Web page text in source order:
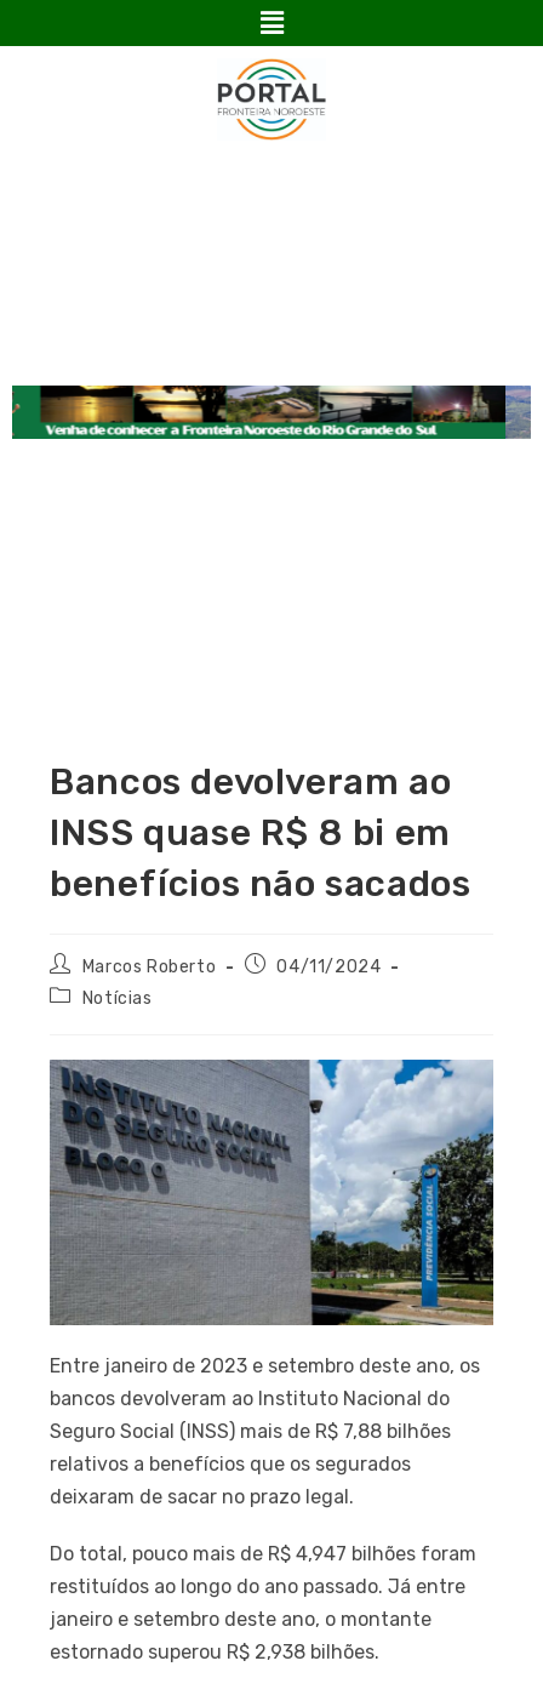
Bancos devolveram ao
INSS quase R$ 8 bi em
benefícios não sacados
Marcos Roberto
04/11/2024
Notícias
Entre janeiro de 2023 e setembro deste ano, os
bancos devolveram ao Instituto Nacional do
Seguro Social (INSS) mais de R$ 7,88 bilhões
relativos a benefícios que os segurados
deixaram de sacar no prazo legal.
Do total, pouco mais de R$ 4,947 bilhões foram
restituídos ao longo do ano passado. Já entre
janeiro e setembro deste ano, o montante
estornado superou R$ 2,938 bilhões.